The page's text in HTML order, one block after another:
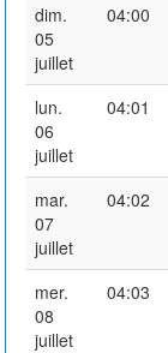
dim.
05
juillet
04:00
lun.
06
juillet
04:01
mar.
07
juillet
04:02
mer.
08
juillet
04:03